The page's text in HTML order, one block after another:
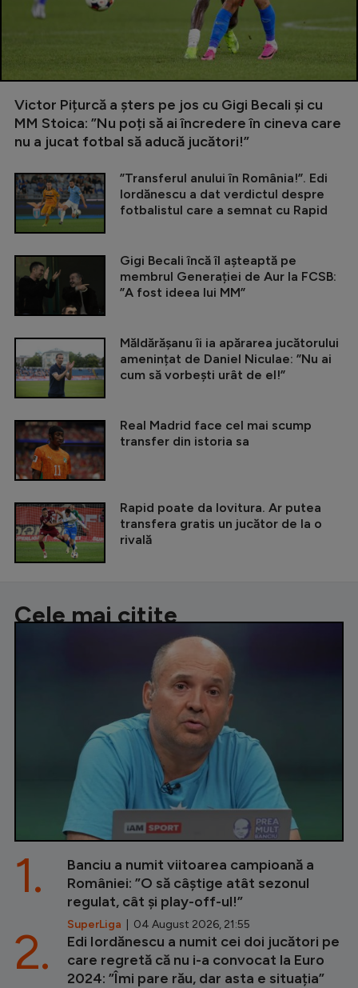
Victor Pițurcă a șters pe jos cu Gigi Becali și cu
MM Stoica: ”Nu poți să ai încredere în cineva care
nu a jucat fotbal să aducă jucători!”
”Transferul anului în România!”. Edi
Iordănescu a dat verdictul despre
fotbalistul care a semnat cu Rapid
Gigi Becali încă îl așteaptă pe
membrul Generației de Aur la FCSB:
”A fost ideea lui MM”
Măldărășanu îi ia apărarea jucătorului
amenințat de Daniel Niculae: ”Nu ai
cum să vorbești urât de el!”
Real Madrid face cel mai scump
transfer din istoria sa
Rapid poate da lovitura. Ar putea
transfera gratis un jucător de la o
rivală
Cele mai citite
Banciu a numit viitoarea campioană a
României: ”O să câștige atât sezonul
regulat, cât și play-off-ul!”
SuperLiga | 04 August 2026, 21:55
1.
Edi Iordănescu a numit cei doi jucători pe
care regretă că nu i-a convocat la Euro
2024: ”Îmi pare rău, dar asta e situația”
2.